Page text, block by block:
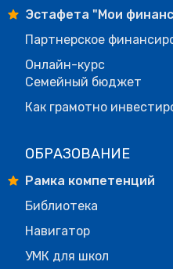
Эстафета "Мои
Партнерское
Онлайн-курс
Семейный бюджет
Как грамотно
ОБРАЗОВАНИЕ
Рамка компетенций
Библиотека
Навигатор
УМК для школ